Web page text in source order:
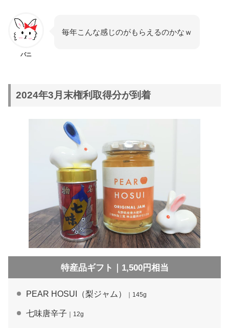
バニ
毎年こんな感じのがもらえるのかなｗ
2024年3月末権利取得分が到着
特産品ギフト｜1,500円相当
PEAR HOSUI（梨ジャム） ｜145g
七味唐辛子 ｜12g